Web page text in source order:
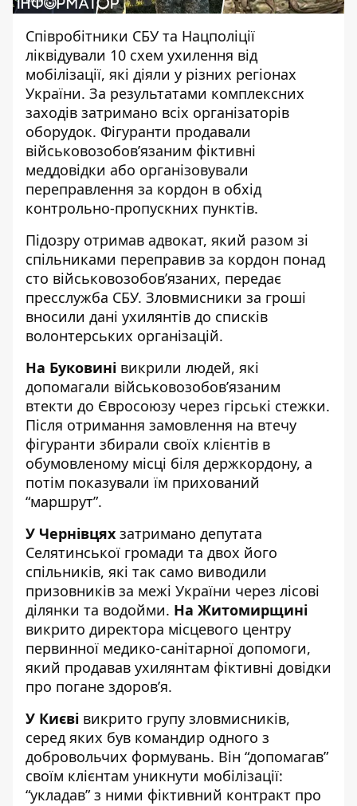
Співробітники СБУ та Нацполіції
ліквідували 10 схем ухилення від
мобілізації, які діяли у різних регіонах
України. За результатами комплексних
заходів затримано всіх організаторів
оборудок. Фігуранти продавали
військовозобов’язаним фіктивні
меддовідки або організовували
переправлення за кордон в обхід
контрольно-пропускних пунктів.
Підозру отримав адвокат, який разом зі
спільниками переправив за кордон понад
сто військовозобов’язаних, передає
пресслужба СБУ. Зловмисники за гроші
вносили дані ухилянтів до списків
волонтерських організацій.
На Буковині викрили людей, які
допомагали військовозобов’язаним
втекти до Євросоюзу через гірські стежки.
Після отримання замовлення на втечу
фігуранти збирали своїх клієнтів в
обумовленому місці біля держкордону, а
потім показували їм прихований
“маршрут”.
У Чернівцях затримано депутата
Селятинської громади та двох його
спільників, які так само виводили
призовників за межі України через лісові
ділянки та водойми. На Житомирщині
викрито директора місцевого центру
первинної медико-санітарної допомоги,
який продавав ухилянтам фіктивні довідки
про погане здоров’я.
У Києві викрито групу зловмисників,
серед яких був командир одного з
добровольчих формувань. Він “допомагав”
своїм клієнтам уникнути мобілізації:
“укладав” з ними фіктивний контракт про